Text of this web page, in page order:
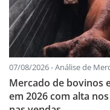
07/08/2026 - Análise de
Mercado de bovinos
em 2026 com alta